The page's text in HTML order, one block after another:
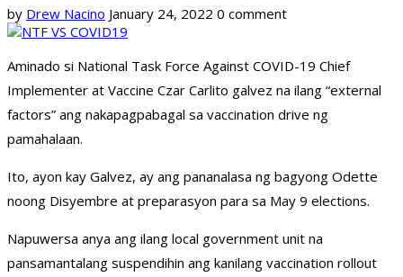
by Drew Nacino January 24, 2022 0 comment
Aminado si National Task Force Against COVID-19 Chief
Implementer at Vaccine Czar Carlito galvez na ilang “external
factors” ang nakapagpabagal sa vaccination drive ng
pamahalaan.
Ito, ayon kay Galvez, ay ang pananalasa ng bagyong Odette
noong Disyembre at preparasyon para sa May 9 elections.
Napuwersa anya ang ilang local government unit na
pansamantalang suspendihin ang kanilang vaccination rollout